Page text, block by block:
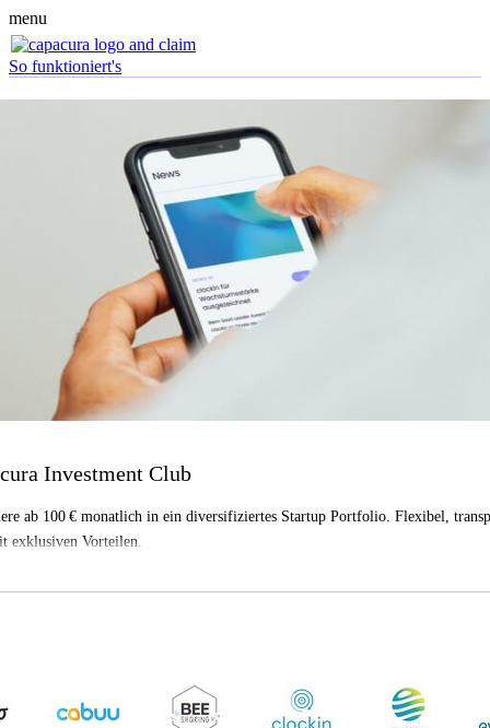
menu
So funktioniert's
Investment Club
ab 100 € monatlich in ein diversifiziertes Startup Portfolio. Flexibel,
exklusiven Vorteilen.